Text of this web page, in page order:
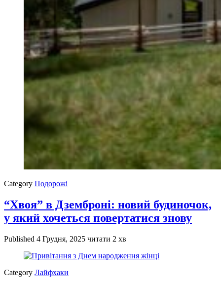
Category Подорожі
“Хвоя” в Дземброні: новий будиночок,
у який хочеться повертатися знову
Published 4 Грудня, 2025 читати 2 хв
Category Лайфхаки